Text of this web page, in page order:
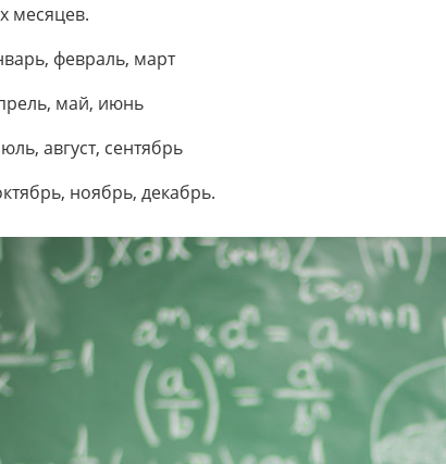
месяцев.
февраль, март
май, июнь
август, сентябрь
ноябрь, декабрь.